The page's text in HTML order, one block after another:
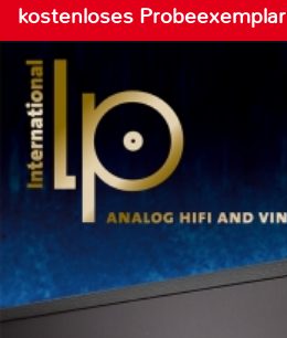
kostenloses Probeexemplar